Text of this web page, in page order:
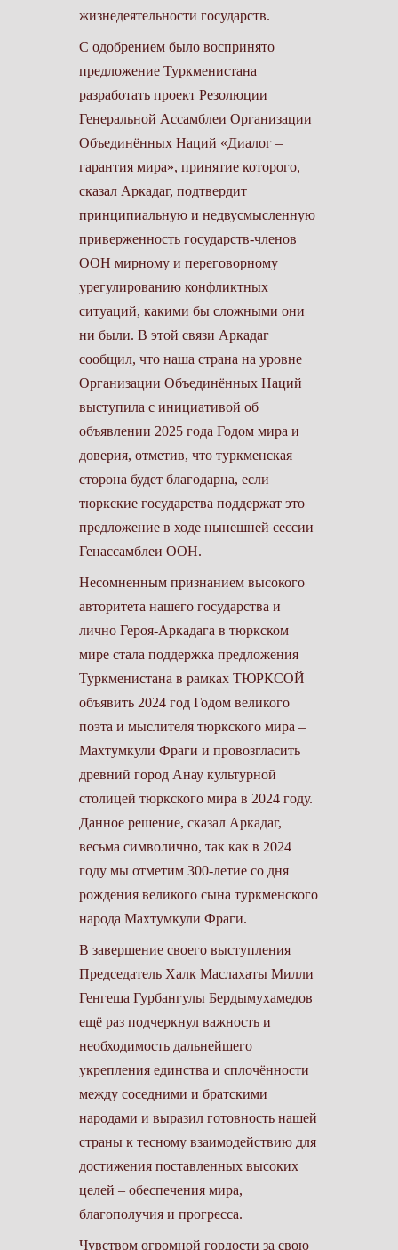
жизнедея­тельности государств.
С одобрением было воспринято
предложение Туркменистана
разработать проект Резолюции
Генеральной Ассамблеи Организации
Объединённых Наций «Диалог –
гарантия мира», принятие которого,
сказал Аркадаг, подтвердит
принципиальную и недвусмысленную
приверженность государств-членов
ООН мирному и переговорному
урегулированию конфликтных
ситуаций, какими бы сложными они
ни были. В этой связи Аркадаг
сообщил, что наша страна на уровне
Организации Объединённых Наций
выступила с инициативой об
объявлении 2025 года Годом мира и
доверия, отметив, что туркменская
сторона будет благодарна, если
тюркские государства поддержат это
предложение в ходе нынешней сессии
Генассамблеи ООН.
Несомненным признанием высокого
авторитета нашего государства и
лично Героя-Аркадага в тюркском
мире стала поддержка предложения
Туркменистана в рамках ТЮРКСОЙ
объявить 2024 год Годом великого
поэта и мыслителя тюркского мира –
Махтумкули Фраги и провозгласить
древний город Анау культурной
столицей тюркского мира в 2024 году.
Данное решение, сказал Аркадаг,
весьма символично, так как в 2024
году мы отметим 300-летие со дня
рождения великого сына туркменского
народа Махтумкули Фраги.
В завершение своего выступления
Председатель Халк Маслахаты Милли
Генгеша Гурбангулы Бердымухамедов
ещё раз подчеркнул важность и
необходимость дальнейшего
укрепления единства и сплочённости
между соседними и братскими
народами и выразил готовность нашей
страны к тесному взаимодействию для
достижения поставленных высоких
целей – обеспечения мира,
благополучия и прогресса.
Чувством огромной гордости за свою